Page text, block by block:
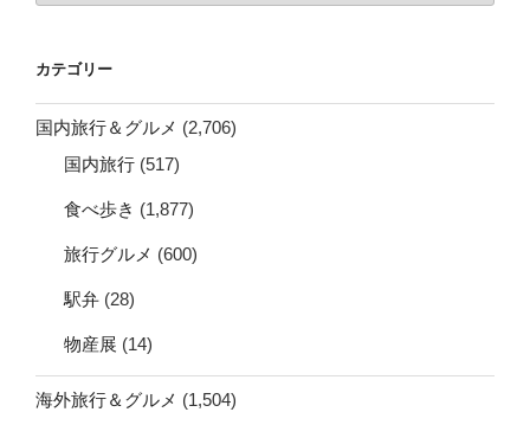
ブ
カテゴリー
国内旅行＆グルメ (2,706)
国内旅行 (517)
食べ歩き (1,877)
旅行グルメ (600)
駅弁 (28)
物産展 (14)
海外旅行＆グルメ (1,504)